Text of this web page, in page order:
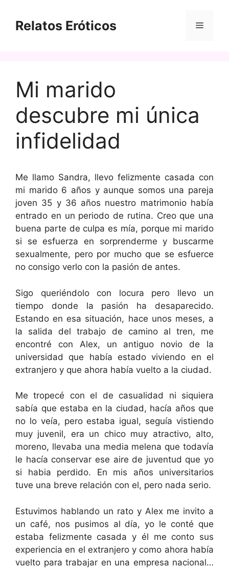
contenido
Relatos Eróticos Menú
Mi marido
descubre mi única
infidelidad
Me llamo Sandra, llevo felizmente casada con
mi marido 6 años y aunque somos una pareja
joven 35 y 36 años nuestro matrimonio había
entrado en un periodo de rutina. Creo que una
buena parte de culpa es mía, porque mi marido
si se esfuerza en sorprenderme y buscarme
sexualmente, pero por mucho que se esfuerce
no consigo verlo con la pasión de antes.
Sigo queriéndolo con locura pero llevo un
tiempo donde la pasión ha desaparecido.
Estando en esa situación, hace unos meses, a
la salida del trabajo de camino al tren, me
encontré con Alex, un antiguo novio de la
universidad que había estado viviendo en el
extranjero y que ahora había vuelto a la ciudad.
Me tropecé con el de casualidad ni siquiera
sabía que estaba en la ciudad, hacía años que
no lo veía, pero estaba igual, seguía vistiendo
muy juvenil, era un chico muy atractivo, alto,
moreno, llevaba una media melena que todavía
le hacía conservar ese aire de juventud que yo
si habia perdido. En mis años universitarios
tuve una breve relación con el, pero nada serio.
Estuvimos hablando un rato y Alex me invito a
un café, nos pusimos al día, yo le conté que
estaba felizmente casada y él me conto sus
experiencia en el extranjero y como ahora había
vuelto para trabajar en una empresa nacional…